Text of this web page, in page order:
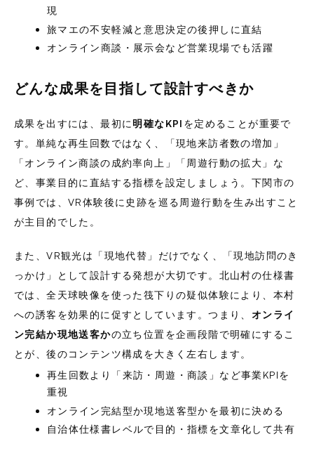
現
旅マエの不安軽減と意思決定の後押しに直結
オンライン商談・展示会など営業現場でも活躍
どんな成果を目指して設計すべきか
成果を出すには、最初に 明確なKPI を定めることが重要で
す。単純な再生回数ではなく、「現地来訪者数の増加」
「オンライン商談の成約率向上」「周遊行動の拡大」な
ど、事業目的に直結する指標を設定しましょう。下関市の
事例では、VR体験後に史跡を巡る周遊行動を生み出すこと
が主目的でした。
また、VR観光は「現地代替」だけでなく、「現地訪問のき
っかけ」として設計する発想が大切です。北山村の仕様書
では、全天球映像を使った筏下りの疑似体験により、本村
への誘客を効果的に促すとしています。つまり、 オンライ
ン完結か現地送客かの立ち位置を企画段階で明確にするこ
とが、後のコンテンツ構成を大きく左右します。
再生回数より「来訪・周遊・商談」など事業KPIを
重視
オンライン完結型か現地送客型かを最初に決める
自治体仕様書レベルで目的・指標を文章化して共有